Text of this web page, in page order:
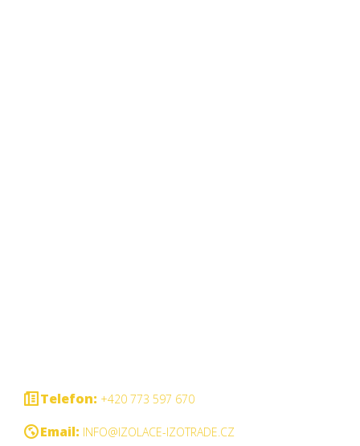
Telefon: +420 773 597 670
Email: INFO@IZOLACE-IZOTRADE.CZ